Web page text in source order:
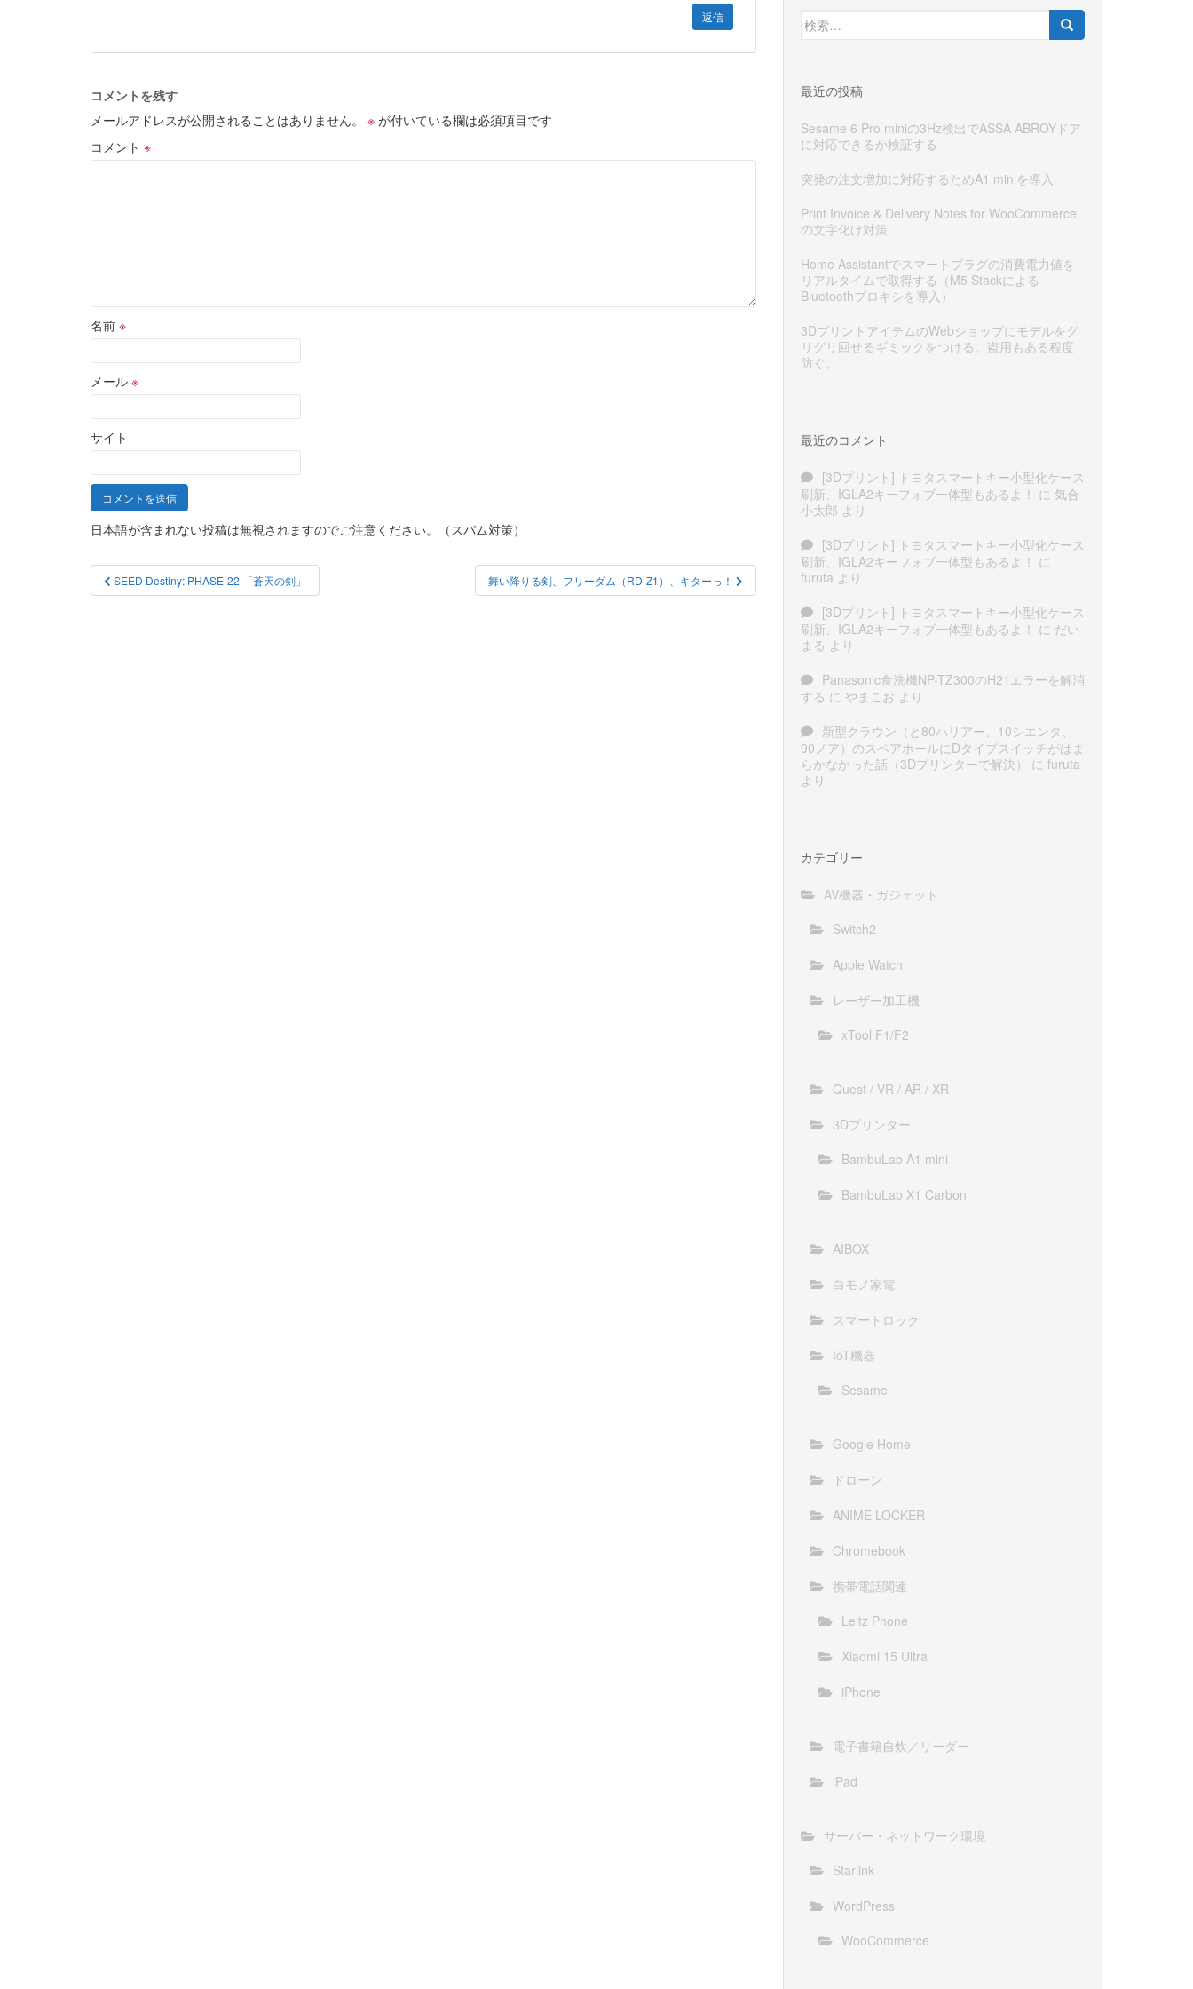
返信
コメントを残す
メールアドレスが公開されることはありません。
※ が付いている欄は必須項目です
コメント ※
名前 ※
メール ※
サイト
日本語が含まれない投稿は無視されますのでご注意ください。（スパム対策）
投
稿
SEED Destiny: PHASE-22 「蒼天の剣」 舞い降りる剣、フリーダム（RD-Z1）、キターっ！
検
索:
最近の投稿
Sesame 6 Pro miniの3Hz検出でASSA ABROYドア
に対応できるか検証する
突発の注文増加に対応するためA1 miniを導入
Print Invoice & Delivery Notes for WooCommerce
の文字化け対策
Home Assistantでスマートプラグの消費電力値を
リアルタイムで取得する（M5 Stackによる
Bluetoothプロキシを導入）
3DプリントアイテムのWebショップにモデルをグ
リグリ回せるギミックをつける。盗用もある程度
防ぐ。
最近のコメント
[3Dプリント] トヨタスマートキー小型化ケース
刷新、IGLA2キーフォブ一体型もあるよ！ に 気合
小太郎 より
[3Dプリント] トヨタスマートキー小型化ケース
刷新、IGLA2キーフォブ一体型もあるよ！ に
furuta より
[3Dプリント] トヨタスマートキー小型化ケース
刷新、IGLA2キーフォブ一体型もあるよ！ に だい
まる より
Panasonic食洗機NP-TZ300のH21エラーを解消
する に やまこお より
新型クラウン（と80ハリアー、10シエンタ、
90ノア）のスペアホールにDタイプスイッチがはま
らかなかった話（3Dプリンターで解決）
に furuta
より
カテゴリー
AV機器・ガジェット
Switch2
Apple Watch
レーザー加工機
xTool F1/F2
Quest / VR / AR / XR
3Dプリンター
BambuLab A1 mini
BambuLab X1 Carbon
AIBOX
白モノ家電
スマートロック
IoT機器
Sesame
Google Home
ドローン
ANIME LOCKER
Chromebook
携帯電話関連
Leitz Phone
Xiaomi 15 Ultra
iPhone
電子書籍自炊／リーダー
iPad
サーバー・ネットワーク環境
Starlink
WordPress
WooCommerce